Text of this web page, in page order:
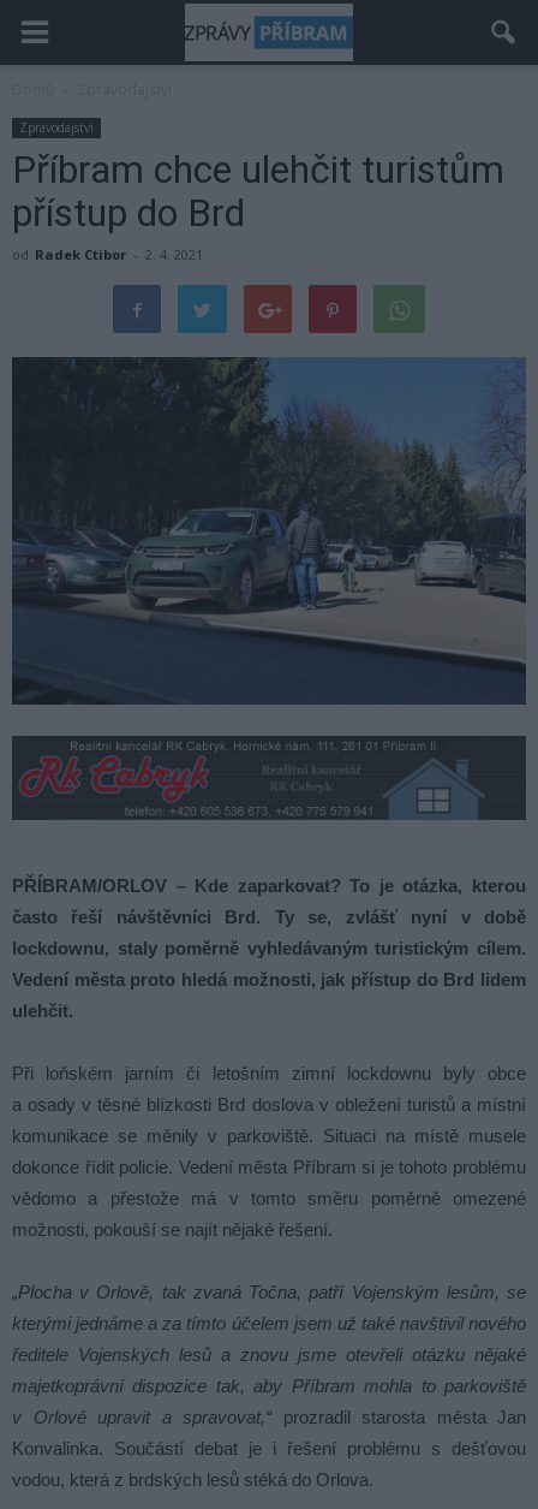
Zpravodajství
Příbram chce ulehčit turistům
přístup do Brd
od Radek Ctibor - 2. 4. 2021
PŘÍBRAM/ORLOV – Kde zaparkovat? To je otázka, kterou
často řeší návštěvníci Brd. Ty se, zvlášť nyní v době
lockdownu, staly poměrně vyhledávaným turistickým cílem.
Vedení města proto hledá možnosti, jak přístup do Brd lidem
ulehčit.
Při loňském jarním či letošním zimní lockdownu byly obce
a osady v těsné blízkosti Brd doslova v obležení turistů a místní
komunikace se měnily v parkoviště. Situaci na místě musele
dokonce řídit policie. Vedení města Příbram si je tohoto problému
vědomo a přestože má v tomto směru poměrně omezené
možnosti, pokouší se najít nějaké řešení.
„Plocha v Orlově, tak zvaná Točna, patří Vojenským lesům, se
kterými jednáme a za tímto účelem jsem už také navštivil nového
ředitele Vojenských lesů a znovu jsme otevřeli otázku nějaké
majetkoprávní dispozice tak, aby Příbram mohla to parkoviště
v Orlově upravit a spravovat,“ prozradil starosta města Jan
Konvalinka. Součástí debat je i řešení problému s dešťovou
vodou, která z brdských lesů stéká do Orlova.